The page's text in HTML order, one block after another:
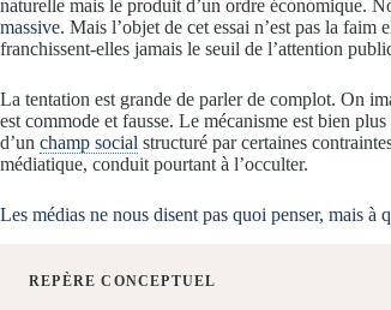
naturelle mais le produit d’un ordre économique.
massive. Mais l’objet de cet essai n’est pas la
franchissent-elles jamais le seuil de l’attention
La tentation est grande de parler de complot. On
est commode et fausse. Le mécanisme est bien
d’un champ social structuré par certaines
médiatique, conduit pourtant à l’occulter.
Les médias ne nous disent pas quoi penser, mais à
REPÈRE CONCEPTUEL